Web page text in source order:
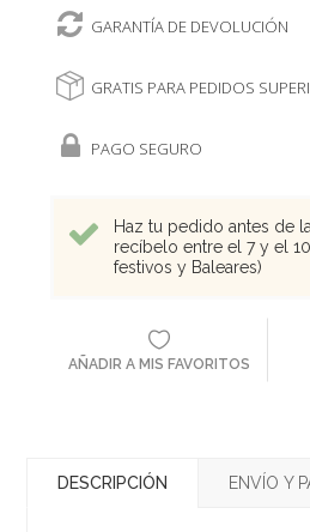
GARANTÍA DE DEVOLUCIÓN
GRATIS PARA PEDIDOS
PAGO SEGURO
Haz tu pedido antes de
recíbelo entre el 7 y el
festivos y Baleares)
AÑADIR A MIS FAVORITOS
DESCRIPCIÓN ENVÍO Y